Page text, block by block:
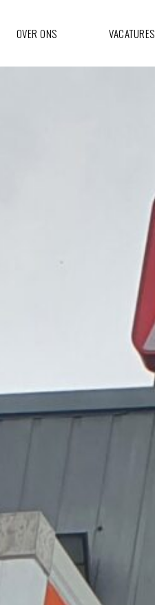
OVER ONS VACATURES